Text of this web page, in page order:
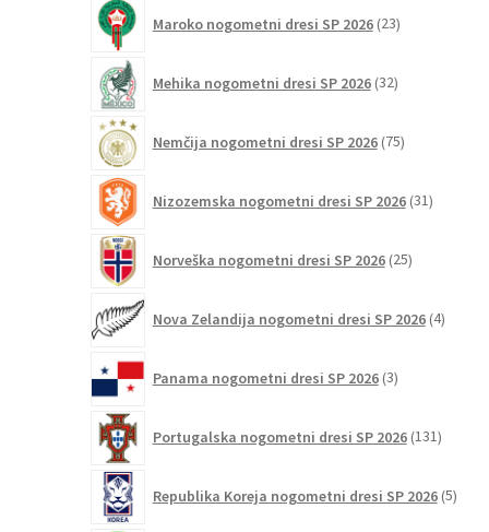
Maroko nogometni dresi SP 2026 23izdelkov
Mehika nogometni dresi SP 2026 32izdelkov
Nemčija nogometni dresi SP 2026 75izdelkov
Nizozemska nogometni dresi SP 2026 31izdelkov
Norveška nogometni dresi SP 2026 25izdelkov
Nova Zelandija nogometni dresi SP 2026 4izdelki
Panama nogometni dresi SP 2026 3izdelki
Portugalska nogometni dresi SP 2026 131
Republika Koreja nogometni dresi SP 2026 5